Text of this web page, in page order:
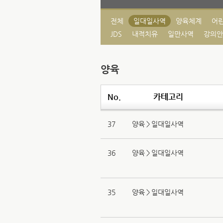
전체 일대일사역 양육체계
어
JDS
내적치유 일만사역 강의안
양육
No. 카테고리
37 양육＞일대일사역
36 양육＞일대일사역
35 양육＞일대일사역